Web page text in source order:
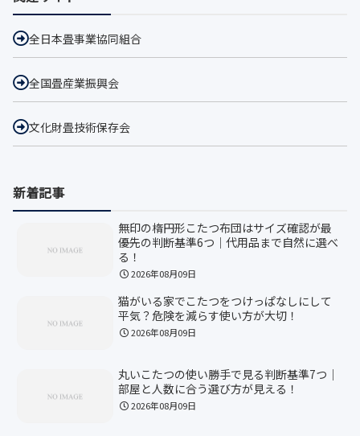
全日本畳事業協同組合
全国畳産業振興会
文化財畳技術保存会
新着記事
無印の楕円形こたつ布団はサイズ確認が最
優先の判断基準6つ｜代用品まで自然に選べ
る！
2026年08月09日
猫がいる家でこたつをつけっぱなしにして
平気？危険を減らす使い方が大切！
2026年08月09日
丸いこたつの使い勝手で見る判断基準7つ｜
部屋と人数に合う選び方が見える！
2026年08月09日